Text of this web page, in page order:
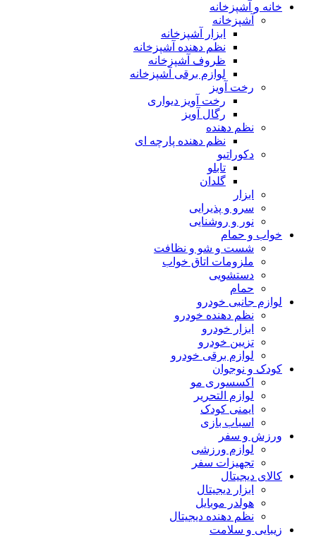
خانه و آشپزخانه
آشپزخانه
ابزار آشپزخانه
نظم دهنده آشپزخانه
ظروف آشپزخانه
لوازم برقی آشپزخانه
رخت آویز
رخت آویز دیواری
رگال آویز
نظم دهنده
نظم دهنده پارچه ای
دکوراتیو
تابلو
گلدان
ابزار
سرو و پذیرایی
نور و روشنایی
خواب و حمام
شست و شو و نظافت
ملزومات اتاق خواب
دستشویی
حمام
لوازم جانبی خودرو
نظم دهنده خودرو
ابزار خودرو
تزیین خودرو
لوازم برقی خودرو
کودک و نوجوان
اکسسوری مو
لوازم التحریر
ایمنی کودک
اسباب بازی
ورزش و سفر
لوازم ورزشی
تجهیزات سفر
کالای دیجیتال
ابزار دیجیتال
هولدر موبایل
نظم دهنده دیجیتال
زیبایی و سلامت